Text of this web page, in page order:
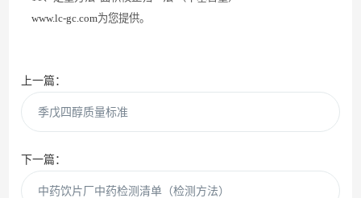
www.lc-gc.com为您提供。
上一篇：
季戊四醇质量标准
下一篇：
中药饮片厂中药检测清单（检测方法）